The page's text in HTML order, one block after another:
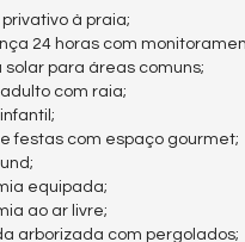
à praia;
24 horas com
solar para áreas comuns;
com raia;
festas com espaço gourmet;
equipada;
ao ar livre;
arborizada com pergolados;